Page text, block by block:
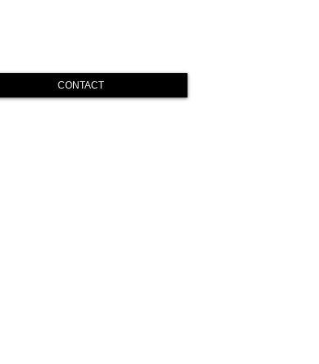
CONTACT